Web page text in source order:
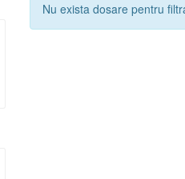
Nu exista dosare pentru